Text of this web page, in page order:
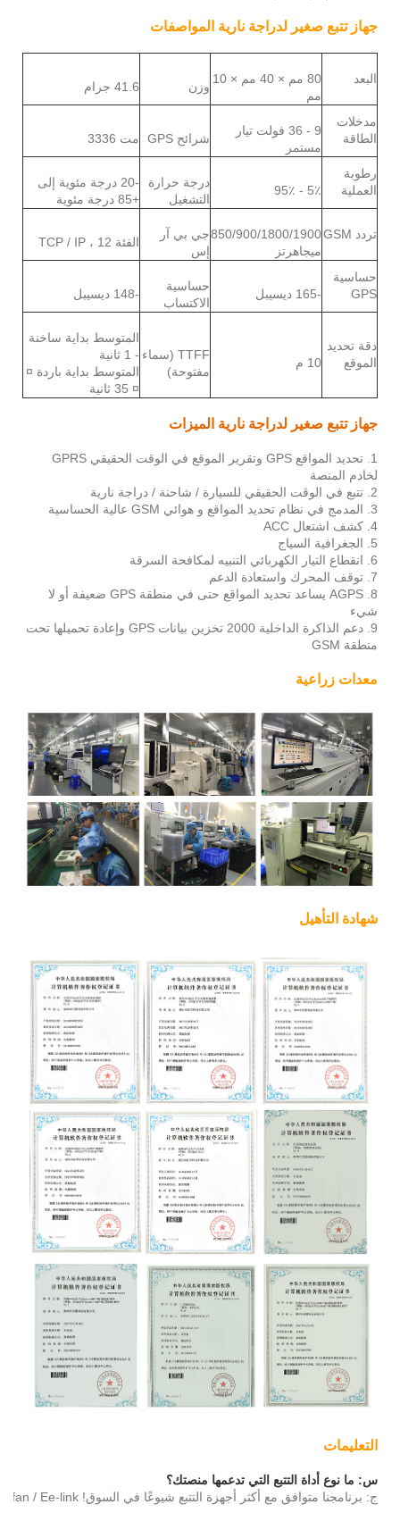
جهاز تتبع صغير لدراجة نارية المواصفات
البعد
80 مم × 40 مم × 10
مم
وزن 41.6 جرام
مدخلات
الطاقة
9 - 36 فولت تيار
مستمر
شرائح GPS مت 3336
رطوبة
العملية
5٪ - 95٪
درجة حرارة
التشغيل
-20 درجة مئوية إلى
+85 درجة مئوية
تردد GSM
850/900/1800/1900
ميجاهرتز
جي بي آر
إس
الفئة 12 ، TCP / IP
حساسية
GPS
-165 ديسيبل
حساسية
الاكتساب
-148 ديسيبل
دقة تحديد
الموقع
10 م
TTFF (سماء
مفتوحة)
المتوسط بداية ساخنة
- 1 ثانية
المتوسط بداية باردة ¤
¤ 35 ثانية
جهاز تتبع صغير لدراجة نارية الميزات
1. تحديد المواقع GPS وتقرير الموقع في الوقت الحقيقي GPRS
لخادم المنصة
2. تتبع في الوقت الحقيقي للسيارة / شاحنة / دراجة نارية
3. المدمج في نظام تحديد المواقع و هوائي GSM عالية الحساسية
4. كشف اشتعال ACC
5. الجغرافية السياج
6. انقطاع التيار الكهربائي التنبيه لمكافحة السرقة
7. توقف المحرك واستعادة الدعم
8. AGPS يساعد تحديد المواقع حتى في منطقة GPS ضعيفة أو لا
شيء
9. دعم الذاكرة الداخلية 2000 تخزين بيانات GPS وإعادة تحميلها تحت
منطقة GSM
معدات زراعية
شهادة التأهيل
التعليمات
س: ما نوع أداة التتبع التي تدعمها منصتك؟
ج: برنامجنا متوافق مع أكثر أجهزة التتبع شيوعًا في السوق! Coban / Teltonika / Meitrack / Concox / Jimi / Bofan / Ee-link إلخ.